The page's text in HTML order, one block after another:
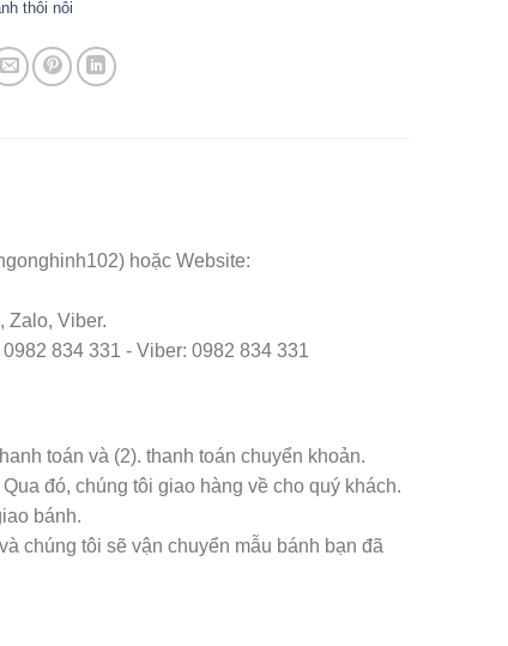
thôi nôi
hoặc Website:
Zalo, Viber.
834 331 - Viber: 0982 834 331
toán và (2). thanh toán chuyển khoản.
đó, chúng tôi giao hàng về cho quý khách.
bánh.
chúng tôi sẽ vận chuyển mẫu bánh bạn đã